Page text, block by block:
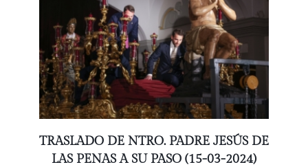
TRASLADO DE NTRO. PADRE JESÚS DE
LAS PENAS A SU PASO (15-03-2024)